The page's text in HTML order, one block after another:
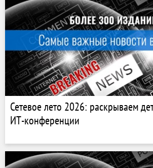
Сетевое лето 2026: раскрываем
ИТ-конференции